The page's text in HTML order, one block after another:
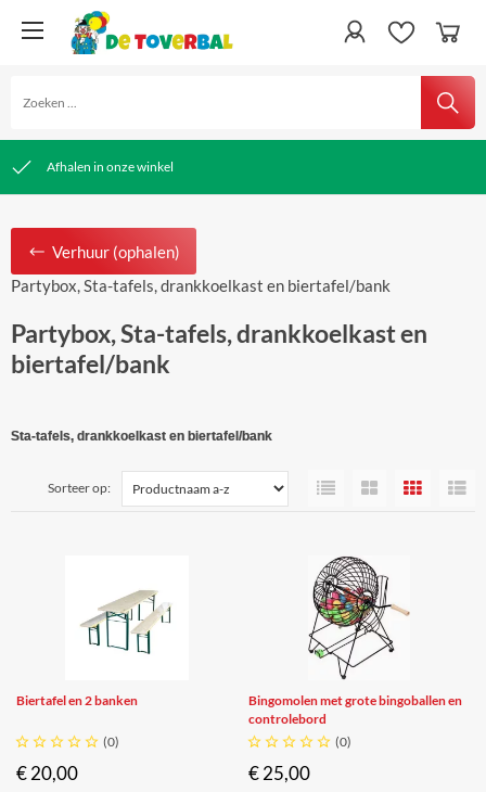
snelle verzending
Gratis verzending vanaf € 50,00
Afhalen in onze winkel
Verhuur (ophalen)
Partybox, Sta-tafels, drankkoelkast en biertafel/bank
Partybox, Sta-tafels, drankkoelkast en
biertafel/bank
Sta-tafels, drankkoelkast en biertafel/bank
Sorteer op:
Biertafel en 2 banken
     (0)
€ 20,00
Bingomolen met grote bingoballen en
controlebord
     (0)
€ 25,00